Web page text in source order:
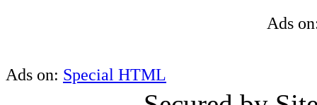
Ads
Ads on: Special HTML